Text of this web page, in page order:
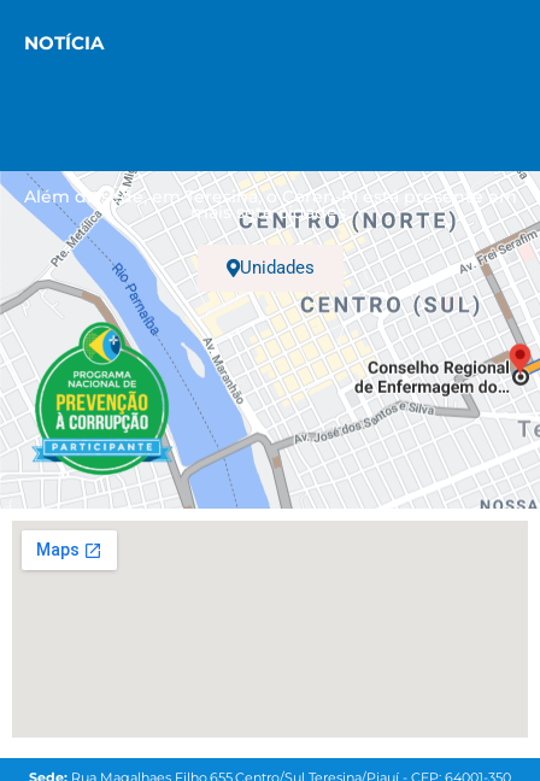
NOTÍCIA
Além da sede, em Teresina, o Coren-PI está presente em
mais sete cidades.
Unidades